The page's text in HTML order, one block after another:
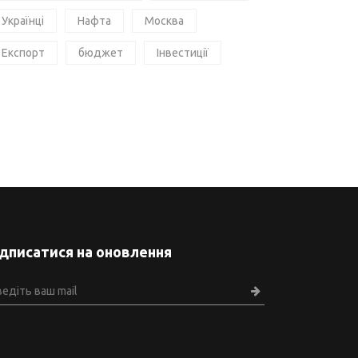
Українці Нафта Москва
Експорт бюджет Інвестиції
на оновлення